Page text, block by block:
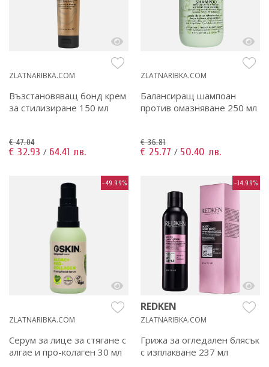
ZLATNARIBKA.COM
Възстановяващ бонд крем
за стилизиране 150 мл
€ 47.04
€ 32.93 / 64.41 лв.
ZLATNARIBKA.COM
Балансиращ шампоан
против омазняване 250 мл
€ 36.81
€ 25.77 / 50.40 лв.
-49.99%
ZLATNARIBKA.COM
Серум за лице за стягане с
алгае и про-колаген 30 мл
-14.99%
REDKEN
ZLATNARIBKA.COM
Грижа за огледален блясък
с изплакване 237 мл